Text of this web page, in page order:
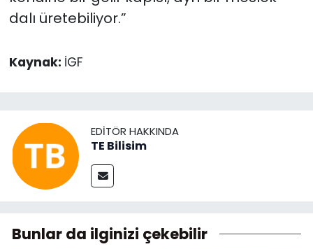
dalı üretebiliyor.”
Kaynak: İGF
EDITÖR HAKKINDA
TE Bilisim
Bunlar da ilginizi çekebilir